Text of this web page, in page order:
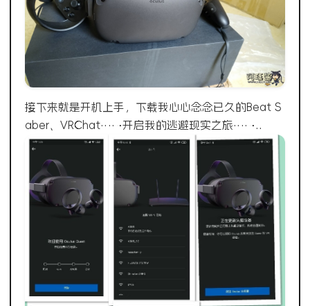
接下来就是开机上手，下载我心心念念已久的Beat S
aber、VRChat……开启我的逃避现实之旅……..